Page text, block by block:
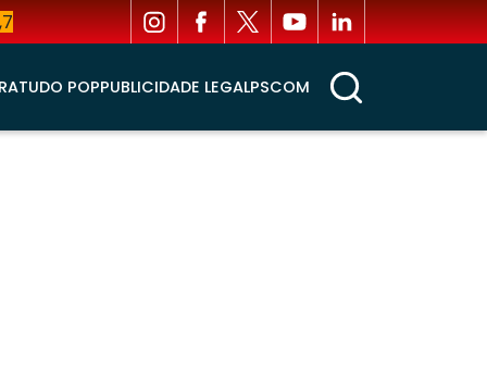
TUDO POPPUBLICIDADE LEGALPSCOM